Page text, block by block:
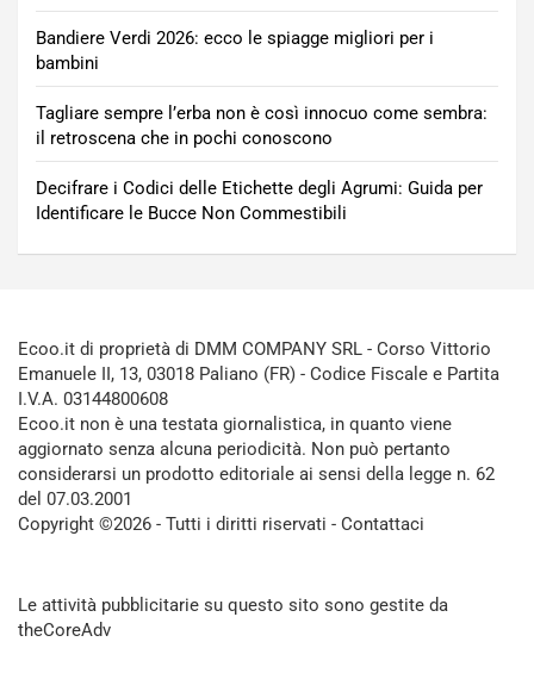
Bandiere Verdi 2026: ecco le spiagge migliori per i
bambini
Tagliare sempre l’erba non è così innocuo come sembra:
il retroscena che in pochi conoscono
Decifrare i Codici delle Etichette degli Agrumi: Guida per
Identificare le Bucce Non Commestibili
Ecoo.it di proprietà di DMM COMPANY SRL - Corso Vittorio
Emanuele II, 13, 03018 Paliano (FR) - Codice Fiscale e Partita
I.V.A. 03144800608
Ecoo.it non è una testata giornalistica, in quanto viene
aggiornato senza alcuna periodicità. Non può pertanto
considerarsi un prodotto editoriale ai sensi della legge n. 62
del 07.03.2001
Copyright ©2026 - Tutti i diritti riservati - Contattaci
Le attività pubblicitarie su questo sito sono gestite da
theCoreAdv